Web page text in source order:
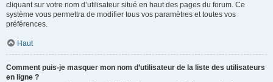
cliquant sur votre nom d’utilisateur situé en haut des pages du forum. Ce
système vous permettra de modifier tous vos paramètres et toutes vos
préférences.
Haut
Comment puis-je masquer mon nom d’utilisateur de la liste des utilisateurs
en ligne ?